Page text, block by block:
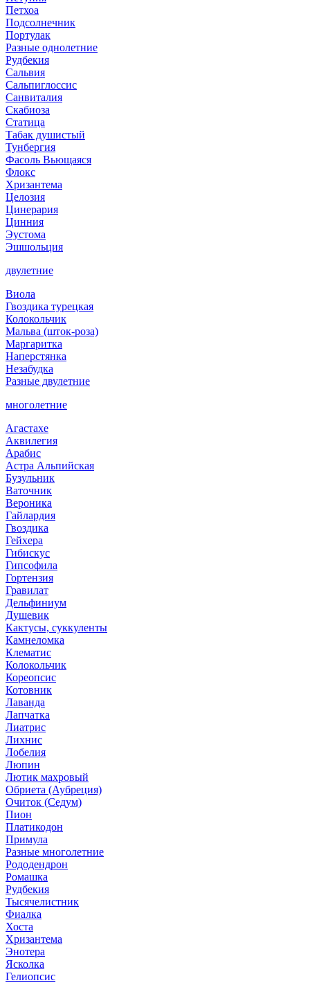
Петхоа
Подсолнечник
Портулак
Разные однолетние
Рудбекия
Сальвия
Сальпиглоссис
Санвиталия
Скабиоза
Статица
Табак душистый
Тунбергия
Фасоль Вьющаяся
Флокс
Хризантема
Целозия
Цинерария
Цинния
Эустома
Эшшольция
двулетние
Виола
Гвоздика турецкая
Колокольчик
Мальва (шток-роза)
Маргаритка
Наперстянка
Незабудка
Разные двулетние
многолетние
Агастахе
Аквилегия
Арабис
Астра Альпийская
Бузульник
Ваточник
Вероника
Гайлардия
Гвоздика
Гейхера
Гибискус
Гипсофила
Гортензия
Гравилат
Дельфиниум
Душевик
Кактусы, суккуленты
Камнеломка
Клематис
Колокольчик
Кореопсис
Котовник
Лаванда
Лапчатка
Лиатрис
Лихнис
Лобелия
Люпин
Лютик махровый
Обриета (Аубреция)
Очиток (Седум)
Пион
Платикодон
Примула
Разные многолетние
Рододендрон
Ромашка
Рудбекия
Тысячелистник
Фиалка
Хоста
Хризантема
Энотера
Ясколка
Гелиопсис